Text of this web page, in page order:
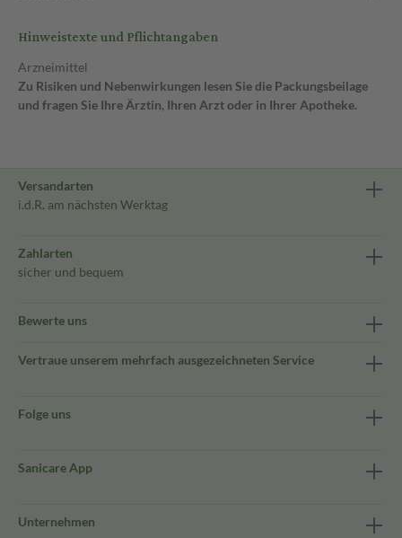
Hinweistexte und Pflichtangaben
Arzneimittel
Zu Risiken und Nebenwirkungen lesen Sie die Packungsbeilage
und fragen Sie Ihre Ärztin, Ihren Arzt oder in Ihrer Apotheke.
Versandarten
i.d.R. am nächsten Werktag
Zahlarten
sicher und bequem
Bewerte uns
Vertraue unserem mehrfach ausgezeichneten Service
Folge uns
Sanicare App
Unternehmen